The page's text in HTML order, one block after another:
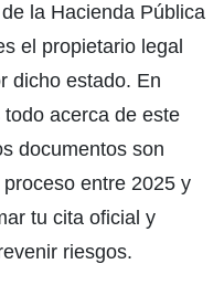
la Hacienda Pública
el propietario legal
dicho estado. En
acerca de este
documentos son
entre 2025 y
tu cita oficial y
riesgos.